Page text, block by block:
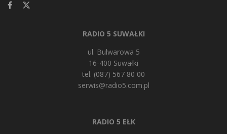
RADIO 5 SUWAŁKI
ul. Bulwarowa 5
16-400 Suwałki
tel. (087) 567 80 00
serwis@radio5.com.pl
RADIO 5 EŁK